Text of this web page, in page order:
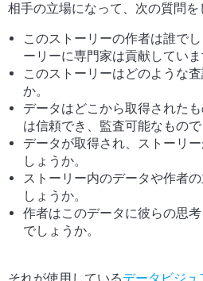
相手の立場になって、次の質問を
このストーリーの作者は誰で
ーリーに専門家は貢献していま
このストーリーはどのような
か。
データはどこから取得された
は信頼でき、監査可能なもので
データが取得され、ストーリ
しょうか。
ストーリー内のデータや作者
しょうか。
作者はこのデータに彼らの思
でしょうか。